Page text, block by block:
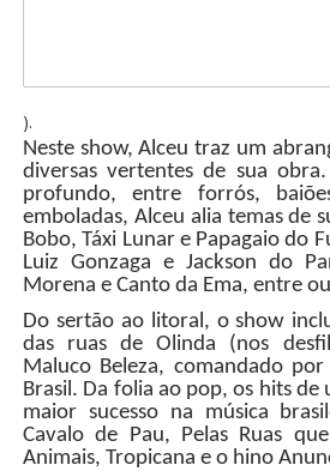
).
Neste show, Alceu traz um
diversas vertentes de sua
profundo, entre forrós,
emboladas, Alceu alia temas de
Bobo, Táxi Lunar e Papagaio do
Luiz Gonzaga e Jackson do
Morena e Canto da Ema, entre
Do sertão ao litoral, o show
das ruas de Olinda (nos
Maluco Beleza, comandado
Brasil. Da folia ao pop, os hits de
maior sucesso na música
Cavalo de Pau, Pelas Ruas
Animais, Tropicana e o hino